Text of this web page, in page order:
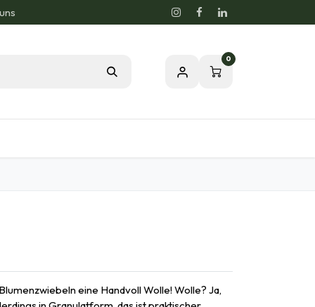
0
eine Handvoll Wolle! Wolle? Ja,